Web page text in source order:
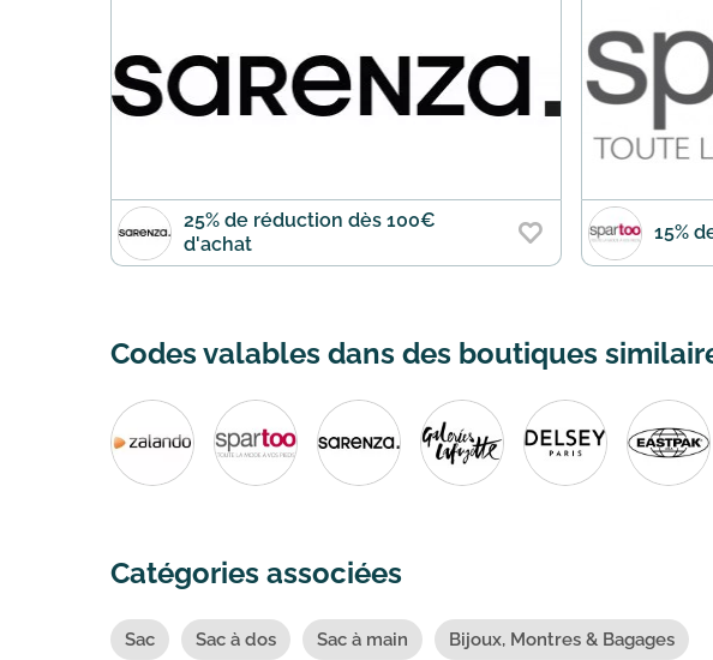
25% de réduction dès 100€
d'achat
15%
Codes valables dans des boutiques
Catégories associées
Sac Sac à dos Sac à main Bijoux, Montres & Bagages